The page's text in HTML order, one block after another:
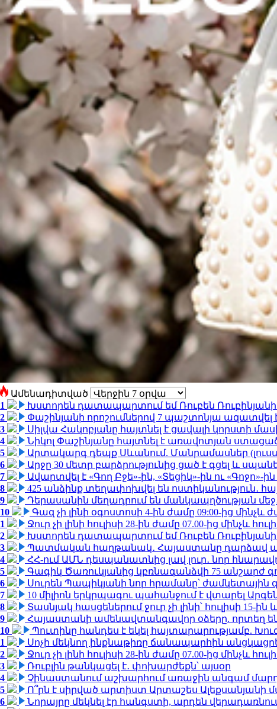
Ամենադիտված
1
Խստորեն դատապարտում եմ Ռուբեն Ռուբինյանի
2
Փաշինյանի որոշումներով 7 պաշտոնյա
3
Սիլվա Հակոբյանը հայտնել է ցավալի կորստի
4
Նիկոլ Փաշինյանը հայտնել է առավոտյան
5
Արտակարգ դեպք Սևանում. Մանրամասներ
6
Արջը 30 մետր բարձրությունից ցած է գցել և
7
Ավարտվել է «Գող Բջե»-ին, «Տեցիկ»-ին ու
8
425 անձինք տեղափոխվել են ոստիկանություն․
9
Դերասանին մեղադրում են մանկապղծության
10
Գազ չի լինի օգոստոսի 4-ին ժամը 09:00-ից մինչև
1
Ջուր չի լինի հուլիսի 28-ին ժամը 07.00-ից մինչև
2
Խստորեն դատապարտում եմ Ռուբեն Ռուբինյանի
3
Պատմական հաղթանակ․ Հայաստանը դարձավ
4
ՀՀ-ում ԱՄՆ դեսպանատնից լավ լուր․ նոր
5
Գագիկ Ծառուկյանից կբռնագանձվի 75 անշարժ
6
Սուրեն Պապիկյանի նոր հրամանը՝ ժամկետային
7
10 միլիոն երկրպագու պահանջում է վտարել
8
Տասնյակ հասցեներում ջուր չի լինի՝ հուլիսի 15-ին
9
Հայաստանի ամենավտանգավոր օձերը. որտեղ
10
Պուտինը հանդես է եկել հայտարարությամբ.
1
Սոչի մեկնող ինքնաթիռը ճանապարհին
2
Ջուր չի լինի հուլիսի 28-ին ժամը 07.00-ից մինչև
3
Ռուբլին թանկացել է․ փոխարժեքն՝ այսօր
4
Չինաստանում աշխարհում առաջին անգամ
5
Ո՞րն է սիրված արտիստ Արտաշես
6
Նորայրը մեկնել էր հանգստի, արդեն